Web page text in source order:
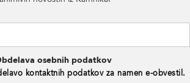
osebnih podatkov
kontaktnih podatkov za namen e-obvestil.